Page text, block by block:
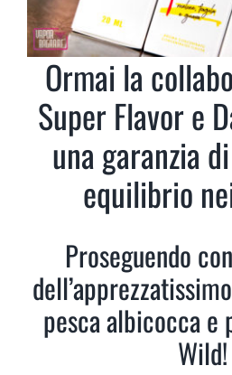
Ormai la
Super Flavor e
una garanzia
equilibrio
Proseguendo
pesca albicocca e
Wild!